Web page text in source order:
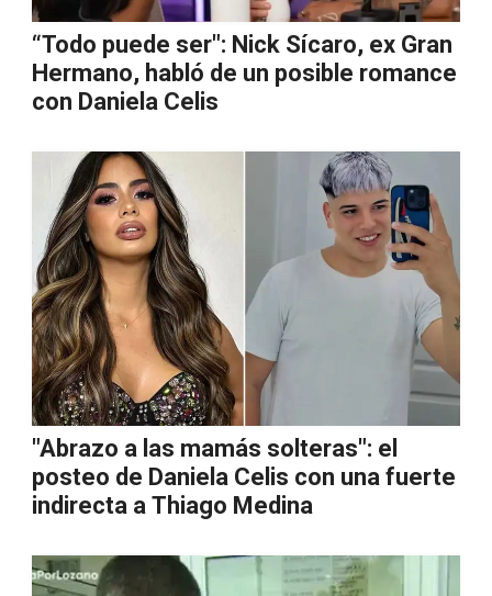
“Todo puede ser": Nick Sícaro, ex Gran
Hermano, habló de un posible romance
con Daniela Celis
"Abrazo a las mamás solteras": el
posteo de Daniela Celis con una fuerte
indirecta a Thiago Medina